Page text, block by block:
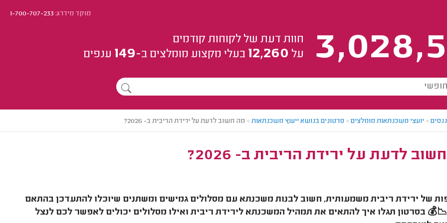
מוקד מידרג:1-700-707-233
חוות דעת של לקוחות קודמים
על 12,260 בעלי מקצוע מומלצים ב-149 ענפים
> יועצי משכנתאות מומלצים> סרטונים בנושא ייעוץ משכנתאות> מה חשוב לדעת על ירידת הריבית ב- 2026?
לדעת על ירידת הריבית ב- 2026?
של ירידת ריבית משמעותית, חשוב לבנות משכנתא עם מסלולים גמישים ומשתנים שיוכלו להתעדכן בהתאם
בסרטון תגלו איך להתאים את תמהיל המשכנתא לירידת ריבית ואילו מסלולים יכולים לאפשר לכם לנצל